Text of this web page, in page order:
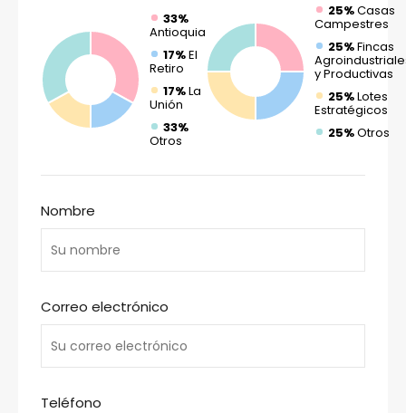
33%
Antioquia
17%El
Retiro
17%La
Unión
33%
Otros
25%Casas
Campestres
25%Fincas
y Productivas
25%Lotes
Estratégicos
25%Otros
Nombre
Correo electrónico
Teléfono